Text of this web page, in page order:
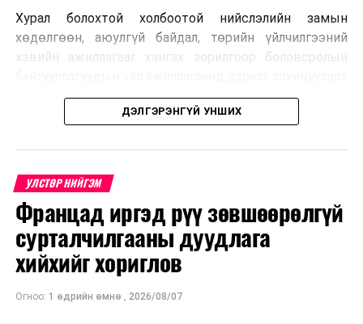
Хурал болохтой холбоотой нийслэлийн замын
хөдөлгөөн, аюулгүй байдал, төрийн үйлчилгээний
хэвийн ажиллагааг хангах зорилгоор боловсролын
хэрэгжүүлэхээр болжээ .
2026 оны 8 дугаар сарын 10–23-ны өдрүүдэд
E-Mongolia системээр бүртгэнэ.
Нэгдүгээр ангийн элсэлт
2026 оны 8 дугаар сарын 17–28-ны өдрүүдэд
E-Mongolia системээр бүртгэнэ.
ДЭЛГЭРЭНГҮЙ УНШИХ
УЛСТӨР НИЙГЭМ
Францад иргэд рүү зөвшөөрөлгүй
сурталчилгааны дуудлага
хийхийг хориглов
Огноо: 1 өдрийн өмнө , 2026/08/07